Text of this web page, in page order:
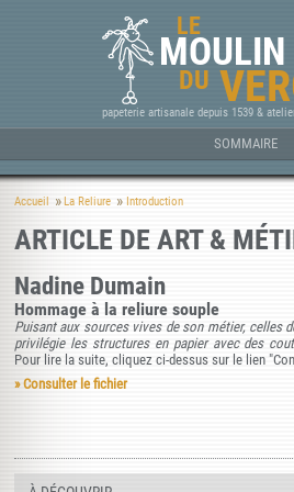
LE
MOULIN
DU
papeterie artisanale depuis 1539 &
SOMMAIRE
Accueil La Reliure Introduction
ARTICLE DE ART &
Nadine Dumain
Hommage à la reliure souple
Puisant aux sources vives de son métier, celles
privilégie les structures en papier avec des
Pour lire la suite, cliquez ci-dessus sur le lien
» Consulter le fichier